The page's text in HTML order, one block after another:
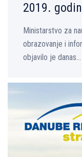
2019.
Ministarstvo za
obrazovanje i
objavilo je danas...